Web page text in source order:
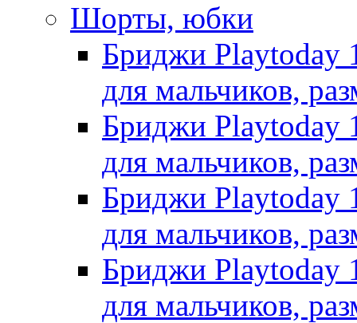
Шорты, юбки
Бриджи Playtoday
для мальчиков,
Бриджи Playtoday
для мальчиков,
Бриджи Playtoday
для мальчиков,
Бриджи Playtoday
для мальчиков,